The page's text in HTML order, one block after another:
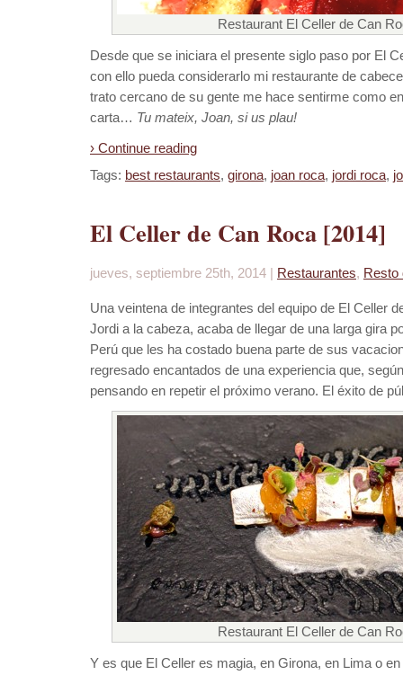
Restaurant El Celler de Can
Desde que se iniciara el presente siglo paso por El
con ello pueda considerarlo mi restaurante de
trato cercano de su gente me hace sentirme como
carta… Tu mateix, Joan, si us plau!
› Continue reading
Tags: best restaurants, girona, joan roca, jordi roca,
El Celler de Can Roca [2014]
jueves, septiembre 25th, 2014 | Restaurantes, Resto
Una veintena de integrantes del equipo de El Celler
Jordi a la cabeza, acaba de llegar de una larga gira
Perú que les ha costado buena parte de sus
regresado encantados de una experiencia que,
pensando en repetir el próximo verano. El éxito de
Restaurant El Celler de Can
Y es que El Celler es magia, en Girona, en Lima o